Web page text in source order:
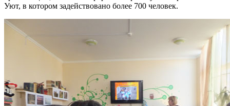
Уют, в котором задействовано более 700 человек.